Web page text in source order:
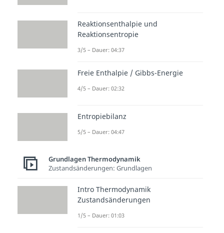
Reaktionsenthalpie und
Reaktionsentropie
3/5 – Dauer: 04:37
Freie Enthalpie / Gibbs-Energie
4/5 – Dauer: 02:32
Entropiebilanz
5/5 – Dauer: 04:47
Grundlagen Thermodynamik
Zustandsänderungen: Grundlagen
Intro Thermodynamik
Zustandsänderungen
1/5 – Dauer: 01:03